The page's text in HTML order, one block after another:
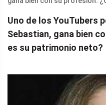
Uno de los YouTubers
Sebastian, gana bien
es su patrimonio neto?